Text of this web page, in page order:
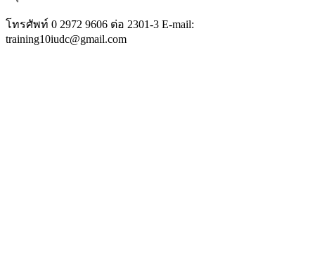
โทรศัพท์ 0 2972 9606 ต่อ 2301-3 E-mail:
training10iudc@gmail.com